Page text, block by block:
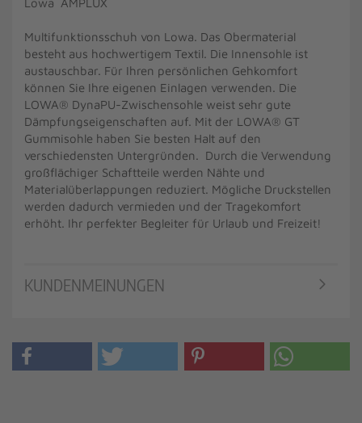
Multifunktionsschuh von Lowa. Das Obermaterial
besteht aus hochwertigem Textil. Die Innensohle ist
austauschbar. Für Ihren persönlichen Gehkomfort
können Sie Ihre eigenen Einlagen verwenden. Die
LOWA® DynaPU-Zwischensohle weist sehr gute
Dämpfungseigenschaften auf. Mit der LOWA® GT
Gummisohle haben Sie besten Halt auf den
verschiedensten Untergründen. Durch die Verwendung
großflächiger Schaftteile werden Nähte und
Materialüberlappungen reduziert. Mögliche Druckstellen
werden dadurch vermieden und der Tragekomfort
erhöht. Ihr perfekter Begleiter für Urlaub und Freizeit!
KUNDENMEINUNGEN